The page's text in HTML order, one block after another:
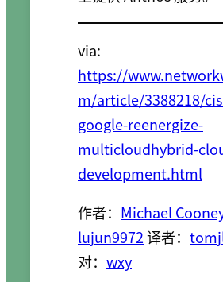
via:
https://
m/article/3388218/
google-reenergize-
multicloudhybrid-
development.html
作者： Michael
lujun9972译者：
对： wxy